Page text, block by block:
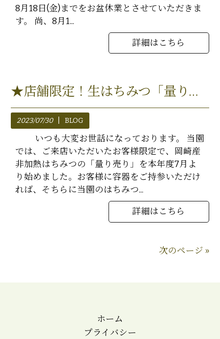
8月18日(金)までをお盆休業とさせていただきま
す。 尚、8月1...
詳細はこちら
★店舗限定！生はちみつ「量り売り」始めました★
2023/07/30 BLOG
いつも大変お世話になっております。 当園
では、ご来店いただいたお客様限定で、岡崎産
非加熱はちみつの「量り売り」を本年度7月よ
り始めました。お客様に容器をご持参いただけ
れば、そちらに当園のはちみつ...
詳細はこちら
次のページ »
ホーム
プライバシー